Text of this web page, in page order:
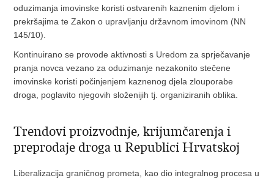
oduzimanja imovinske koristi ostvarenih kaznenim djelom i
prekršajima te Zakon o upravljanju državnom imovinom (NN
145/10).
Kontinuirano se provode aktivnosti s Uredom za sprječavanje
pranja novca vezano za oduzimanje nezakonito stečene
imovinske koristi počinjenjem kaznenog djela zlouporabe
droga, poglavito njegovih složenijih tj. organiziranih oblika.
Trendovi proizvodnje, krijumčarenja i
preprodaje droga u Republici Hrvatskoj
Liberalizacija graničnog prometa, kao dio integralnog procesa u